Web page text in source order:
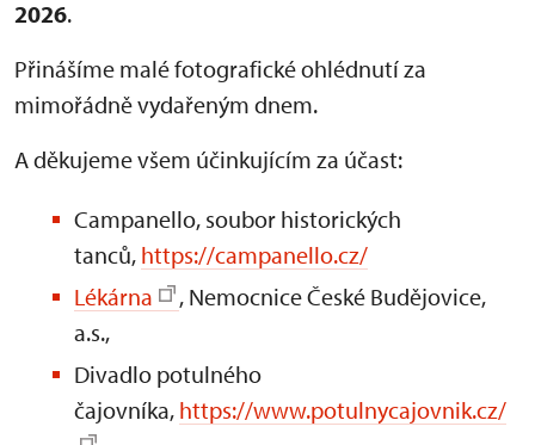
2026.
Přinášíme malé fotografické ohlédnutí za
mimořádně vydařeným dnem.
A děkujeme všem účinkujícím za účast:
Campanello, soubor historických
tanců, https://campanello.cz/
Lékárna
, Nemocnice České Budějovice,
a.s.,
Divadlo potulného
čajovníka, https://www.potulnycajovnik.cz/